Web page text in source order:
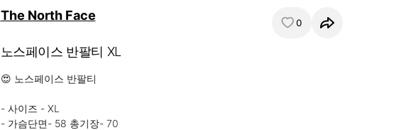
The North Face 0
노스페이스 반팔티 XL
😍 노스페이스 반팔티
- 사이즈 - XL
- 가슴단면- 58 총기장- 70